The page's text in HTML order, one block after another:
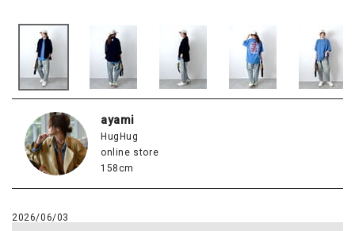
ayami
HugHug
online store
158cm
2026/06/03